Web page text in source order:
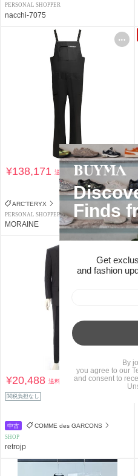
PERSONAL SHOPPER
nacchi-7075
¥138,171送料込
ARC'TERYX
PERSONAL SHOPPER
MORAINE
¥20,488送料込
関税負担なし
中古 COMME des GARCONS
SHOP
retrojp